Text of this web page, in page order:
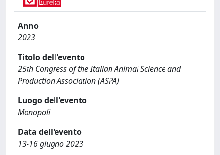
Anno
2023
Titolo dell'evento
25th Congress of the Italian Animal Science and
Production Association (ASPA)
Luogo dell'evento
Monopoli
Data dell'evento
13-16 giugno 2023